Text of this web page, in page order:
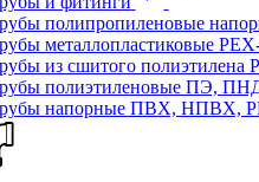
полипропиленовые
металлопластиковые
из сшитого полиэтилена
полиэтиленовые ПЭ,
напорные ПВХ, НПВХ,